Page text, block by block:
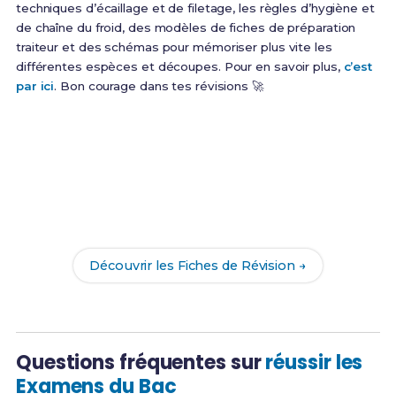
techniques d’écaillage et de filetage, les règles d’hygiène et
de chaîne du froid, des modèles de fiches de préparation
traiteur et des schémas pour mémoriser plus vite les
différentes espèces et découpes. Pour en savoir plus, c’est
par ici. Bon courage dans tes révisions 🚀
Découvrir les Fiches de Révision →
Questions fréquentes surréussir les
Examens du Bac